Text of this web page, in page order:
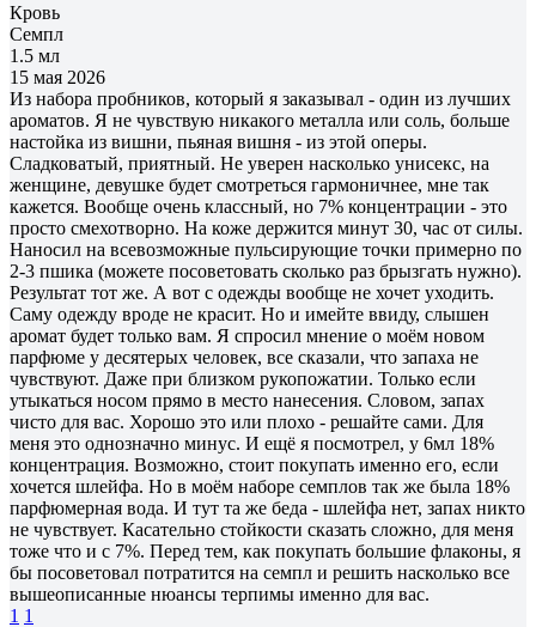
Кровь
Семпл
1.5 мл
15 мая 2026
Из набора пробников, который я заказывал - один из лучших
ароматов. Я не чувствую никакого металла или соль, больше
настойка из вишни, пьяная вишня - из этой оперы.
Сладковатый, приятный. Не уверен насколько унисекс, на
женщине, девушке будет смотреться гармоничнее, мне так
кажется. Вообще очень классный, но 7% концентрации - это
просто смехотворно. На коже держится минут 30, час от силы.
Наносил на всевозможные пульсирующие точки примерно по
2-3 пшика (можете посоветовать сколько раз брызгать нужно).
Результат тот же. А вот с одежды вообще не хочет уходить.
Саму одежду вроде не красит. Но и имейте ввиду, слышен
аромат будет только вам. Я спросил мнение о моём новом
парфюме у десятерых человек, все сказали, что запаха не
чувствуют. Даже при близком рукопожатии. Только если
утыкаться носом прямо в место нанесения. Словом, запах
чисто для вас. Хорошо это или плохо - решайте сами. Для
меня это однозначно минус. И ещё я посмотрел, у 6мл 18%
концентрация. Возможно, стоит покупать именно его, если
хочется шлейфа. Но в моём наборе семплов так же была 18%
парфюмерная вода. И тут та же беда - шлейфа нет, запах никто
не чувствует. Касательно стойкости сказать сложно, для меня
тоже что и с 7%. Перед тем, как покупать большие флаконы, я
бы посоветовал потратится на семпл и решить насколько все
вышеописанные нюансы терпимы именно для вас.
1 1